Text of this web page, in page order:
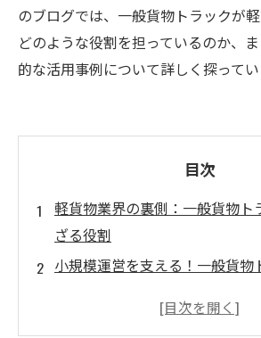
のブログでは、一般貨物トラックが
どのような役割を担っているのか、
的な活用事例について詳しく探ってい
目次
軽貨物業界の裏側：一般貨物ト
ざる役割
小規模運営を支える！一般貨物
多様な輸送ニーズに応える一般